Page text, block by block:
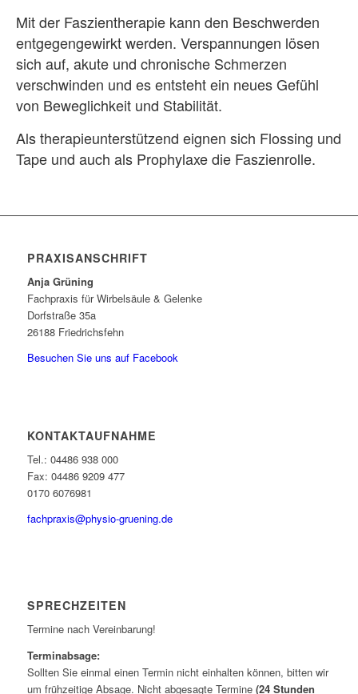
Mit der Faszientherapie kann den Beschwerden
entgegengewirkt werden. Verspannungen lösen
sich auf, akute und chronische Schmerzen
verschwinden und es entsteht ein neues Gefühl
von Beweglichkeit und Stabilität.
Als therapieunterstützend eignen sich Flossing und
Tape und auch als Prophylaxe die Faszienrolle.
PRAXISANSCHRIFT
Anja Grüning
Fachpraxis für Wirbelsäule & Gelenke
Dorfstraße 35a
26188 Friedrichsfehn
Besuchen Sie uns auf Facebook
KONTAKTAUFNAHME
Tel.: 04486 938 000
Fax: 04486 9209 477
0170 6076981
fachpraxis@physio-gruening.de
SPRECHZEITEN
Termine nach Vereinbarung!
Terminabsage:
Sollten Sie einmal einen Termin nicht einhalten können, bitten wir
um frühzeitige Absage. Nicht abgesagte Termine (24 Stunden